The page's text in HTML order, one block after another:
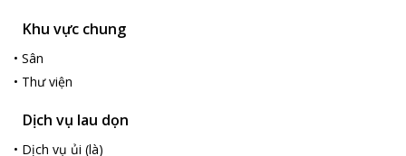
Khu vực chung
• Sân
• Thư viện
Dịch vụ lau dọn
• Dịch vụ ủi (là)